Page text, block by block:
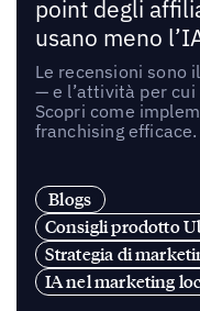
point degli
usano meno
Le recensioni sono
— e l’attività per cui
Scopri come
franchising efficace.
Blogs
Consigli prodotto
Strategia di
IA nel marketing